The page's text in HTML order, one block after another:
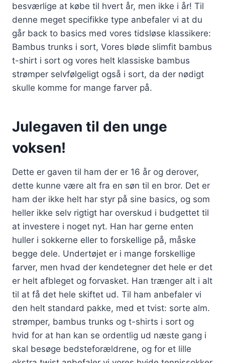
besværlige at købe til hvert år, men ikke i år! Til
denne meget specifikke type anbefaler vi at du
går back to basics med vores tidsløse klassikere:
Bambus trunks i sort, Vores bløde slimfit bambus
t-shirt i sort og vores helt klassiske bambus
strømper selvfølgeligt også i sort, da der nødigt
skulle komme for mange farver på.
Julegaven til den unge
voksen!
Dette er gaven til ham der er 16 år og derover,
dette kunne være alt fra en søn til en bror. Det er
ham der ikke helt har styr på sine basics, og som
heller ikke selv rigtigt har overskud i budgettet til
at investere i noget nyt. Han har gerne enten
huller i sokkerne eller to forskellige på, måske
begge dele. Undertøjet er i mange forskellige
farver, men hvad der kendetegner det hele er det
er helt afbleget og forvasket. Han trænger alt i alt
til at få det hele skiftet ud. Til ham anbefaler vi
den helt standard pakke, med et tvist: sorte alm.
strømper, bambus trunks og t-shirts i sort og
hvid for at han kan se ordentlig ud næste gang i
skal besøge bedsteforældrene, og for et lille